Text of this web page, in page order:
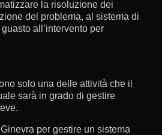
la risoluzione dei
del problema, al sistema di
all’intervento per
solo una delle attività che il
sarà in grado di gestire
per gestire un sistema